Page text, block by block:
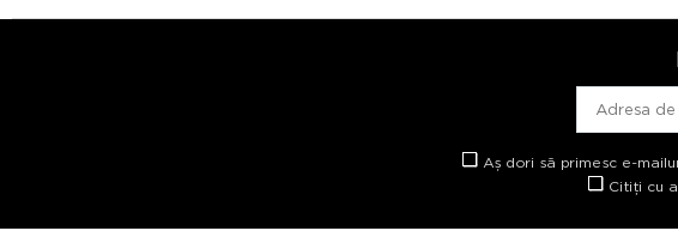
Aș dori să primesc e-
Citiți cu